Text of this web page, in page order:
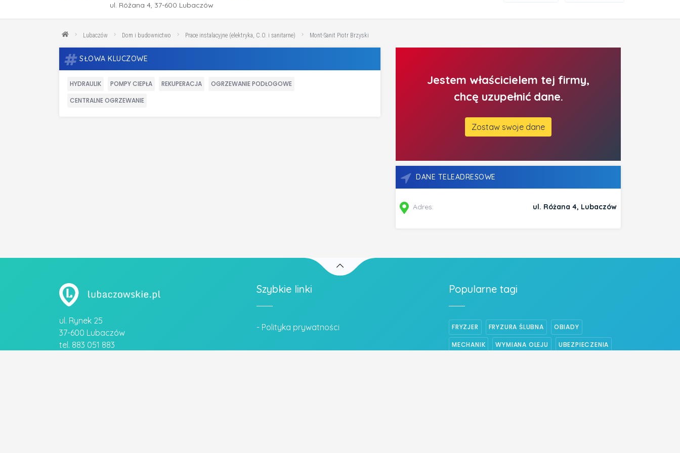
ul. Różana 4, 37-600 Lubaczów
Lubaczów Dom i budownictwo Prace instalacyjne (elektryka, C.O. i sanitarne) Mont-Sanit Piotr Brzyski
SŁOWA KLUCZOWE
HYDRAULIK POMPY CIEPŁA REKUPERACJA
OGRZEWANIE PODŁOGOWE
CENTRALNE OGRZEWANIE
Jestem właścicielem tej firmy,
chcę uzupełnić dane.
Zostaw swoje dane
DANE TELEADRESOWE
Adres: ul. Różana 4, Lubaczów
ul. Rynek 25
37-600 Lubaczów
tel. 883 051 883
Szybkie linki
- Polityka prywatności
Popularne tagi
FRYZJER FRYZURA ŚLUBNA OBIADY
MECHANIK WYMIANA OLEJU UBEZPIECZENIA